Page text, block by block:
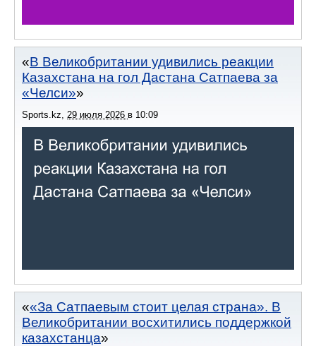
В Великобритании удивились реакции
Казахстана на гол Дастана Сатпаева за
«Челси»
Sports.kz 29 июля 2026 в 10:09
«За Сатпаевым стоит целая страна». В
Великобритании восхитились поддержкой
казахстанца